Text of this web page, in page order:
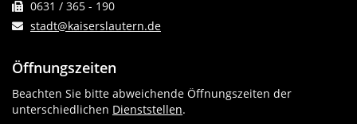
0631 / 365 - 190
stadt@kaiserslautern.de
Öffnungszeiten
Beachten Sie bitte abweichende Öffnungszeiten der
unterschiedlichen Dienststellen.